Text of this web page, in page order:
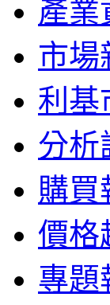
產業
市場
利基
分析
購買
價格
專題